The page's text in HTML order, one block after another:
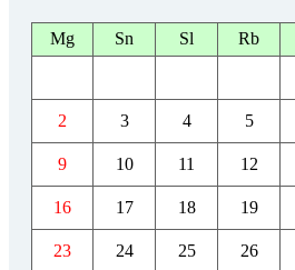
Mg Sn Sl Rb
2 3 4 5
9 10 11 12
16 17 18 19
23 24 25 26